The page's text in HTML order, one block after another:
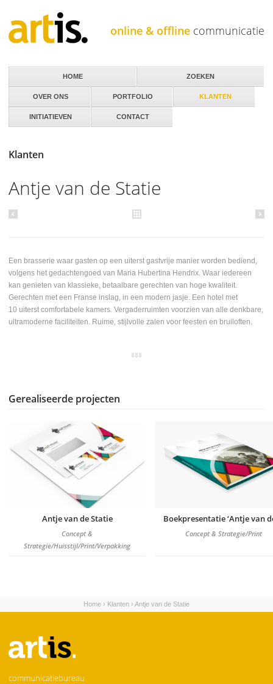
online & offline communicatie
Klanten
Antje van de Statie
Een brasserie waar gasten op een uiterst gastvrije manier worden bediend,
volgens het gedachtengoed van Maria Hubertina Hendrix. Waar iedereen
kan genieten van klassieke, betaalbare gerechten van hoge kwaliteit.
Gerechten met een Franse inslag, in een modern jasje. Een hotel met
10 uiterst comfortabele kamers. Vergaderruimten voorzien van alle denkbare,
ultramoderne faciliteiten. Ruime, stijlvolle zalen voor feesten en bruiloften.
Gerealiseerde projecten
Antje van de Statie
Concept &
Strategie/Huisstijl/Print/Verpakking
Boekpresentatie ‘Antje van
Concept & Strategie/Print
HOME
OVER ONS PORTFOLIO KLANTEN
INITIATIEVEN CONTACT
ZOEKEN
U bent hier
Home › Klanten › Antje van de Statie
communicatiebureau